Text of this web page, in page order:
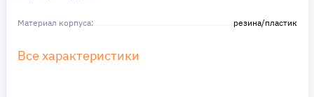
Материал корпуса: резина/пластик
Все характеристики